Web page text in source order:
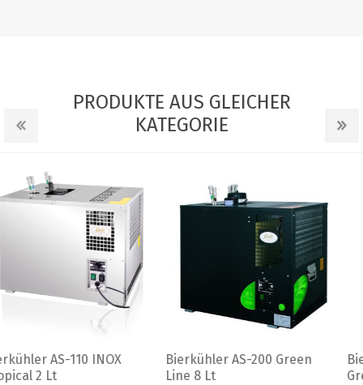
PRODUKTE AUS GLEICHER
KATEGORIE
Bierkühler AS-200 Green
Line 8 Lt
Bierkühler AS-40 Glycol
Green Line